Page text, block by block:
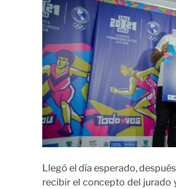
Llegó el día esperado,
recibir el concepto del jurado